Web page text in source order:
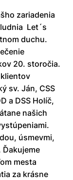
zariadenia
Let´s
duchu.
20. storočia.
sv. Ján, CSS
a DSS Holíč,
našich
úsmevmi,
mesta
za krásne